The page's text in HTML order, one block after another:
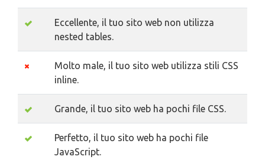
Eccellente, il tuo sito web non utilizza
nested tables.
Molto male, il tuo sito web utilizza stili CSS
inline.
Grande, il tuo sito web ha pochi file CSS.
Perfetto, il tuo sito web ha pochi file
JavaScript.